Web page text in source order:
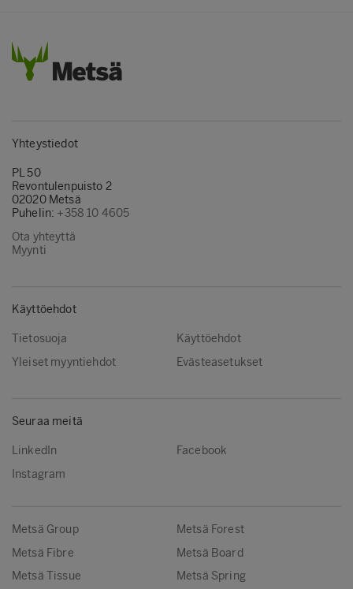
Yhteystiedot
PL 50
Revontulenpuisto 2
02020 Metsä
Puhelin: +358 10 4605
Ota yhteyttä
Myynti
Käyttöehdot
Tietosuoja
Käyttöehdot
Yleiset myyntiehdot
Evästeasetukset
Seuraa meitä
LinkedIn
Facebook
Instagram
Metsä Group
Metsä Forest
Metsä Fibre
Metsä Board
Metsä Tissue
Metsä Spring